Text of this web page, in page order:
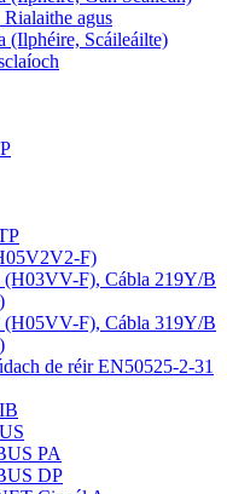
agus
(Ilphéire, Scáileáilte)
F)
(H03VV-F), Cábla 219Y/B
(H05VV-F), Cábla 319Y/B
de réir EN50525-2-31
PA
DP